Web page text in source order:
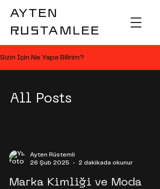
AYTEN
RUSTAMLEE
Sizin İçin Ne Yapa Bilirim?
All Posts
Ayten Rüstemli
26 Şub 2025
2 dakikada okunur
Marka Kimliği ve Moda